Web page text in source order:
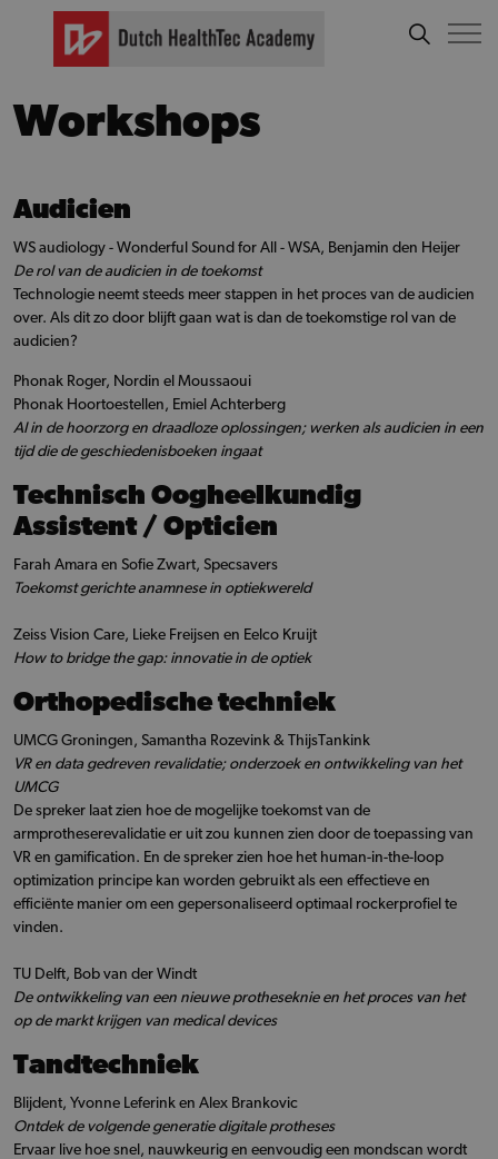
Workshops
Audicien
WS audiology - Wonderful Sound for All - WSA, Benjamin den Heijer
De rol van de audicien in de toekomst
Technologie neemt steeds meer stappen in het proces van de audicien
over. Als dit zo door blijft gaan wat is dan de toekomstige rol van de
audicien?
Phonak Roger, Nordin el Moussaoui
Phonak Hoortoestellen, Emiel Achterberg
AI in de hoorzorg en draadloze oplossingen; werken als audicien in een
tijd die de geschiedenisboeken ingaat
Technisch Oogheelkundig
Assistent / Opticien
Farah Amara en Sofie Zwart, Specsavers
Toekomst gerichte anamnese in optiekwereld
Zeiss Vision Care, Lieke Freijsen en Eelco Kruijt
How to bridge the gap: innovatie in de optiek
Orthopedische techniek
UMCG Groningen, Samantha Rozevink & ThijsTankink
VR en data gedreven revalidatie; onderzoek en ontwikkeling van het
UMCG
De spreker laat zien hoe de mogelijke toekomst van de
armprotheserevalidatie er uit zou kunnen zien door de toepassing van
VR en gamification. En de spreker zien hoe het human-in-the-loop
optimization principe kan worden gebruikt als een effectieve en
efficiënte manier om een gepersonaliseerd optimaal rockerprofiel te
vinden.
TU Delft, Bob van der Windt
De ontwikkeling van een nieuwe protheseknie en het proces van het
op de markt krijgen van medical devices
Tandtechniek
Blijdent, Yvonne Leferink en Alex Brankovic
Ontdek de volgende generatie digitale protheses
Ervaar live hoe snel, nauwkeurig en eenvoudig een mondscan wordt